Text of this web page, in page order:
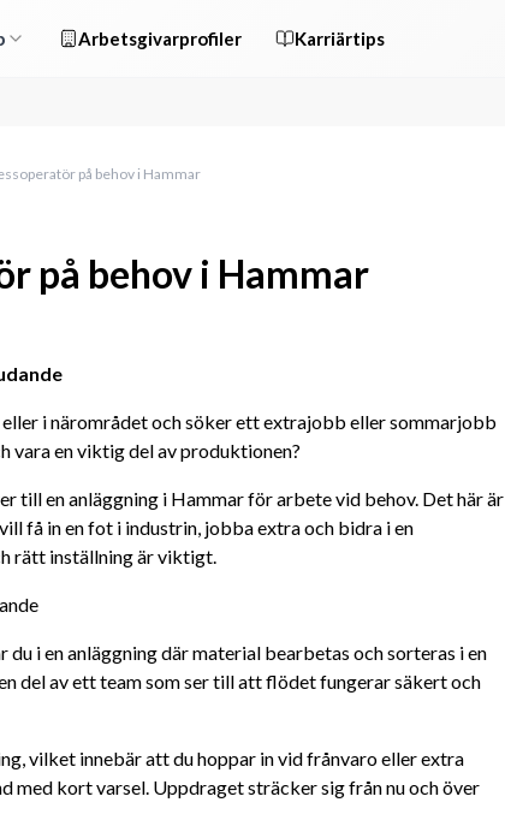
Arbetsgivarprofiler Karriärtips
på behov i Hammar
på behov i Hammar
eller i närområdet och söker ett extrajobb eller sommarjobb
vara en viktig del av produktionen?
till en anläggning i Hammar för arbete vid behov. Det här är
få in en fot i industrin, jobba extra och bidra i en
rätt inställning är viktigt.
i en anläggning där material bearbetas och sorteras i en
del av ett team som ser till att flödet fungerar säkert och
vilket innebär att du hoppar in vid frånvaro eller extra
med kort varsel. Uppdraget sträcker sig från nu och över